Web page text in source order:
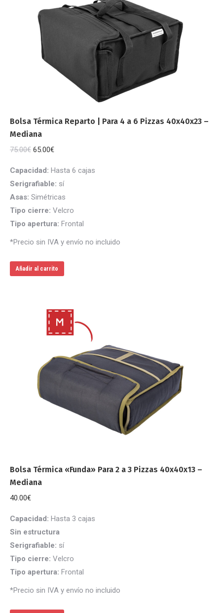
Bolsa Térmica Reparto | Para 4 a 6 Pizzas 40x40x23 –
Mediana
75.00€ El
original
era:
75.00€.
65.00€El
actual
es:
65.00€.
Capacidad: Hasta 6 cajas
Serigrafiable: sí
Asas: Simétricas
Tipo cierre: Velcro
Tipo apertura: Frontal
*Precio sin IVA y envío no incluido
Añadir al carrito
Bolsa Térmica «Funda» Para 2 a 3 Pizzas 40x40x13 –
Mediana
40.00€
Capacidad: Hasta 3 cajas
Sin estructura
Serigrafiable: sí
Tipo cierre: Velcro
Tipo apertura: Frontal
*Precio sin IVA y envío no incluido